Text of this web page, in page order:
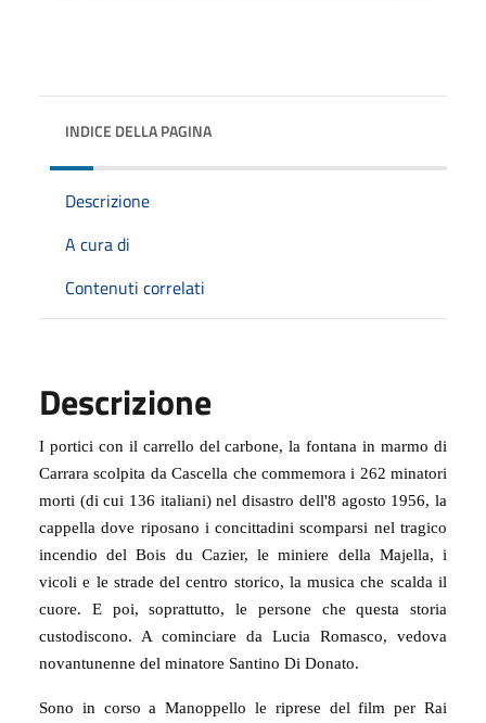
INDICE DELLA PAGINA
Descrizione
A cura di
Contenuti correlati
Descrizione
I portici con il carrello del carbone, la fontana in marmo di
Carrara scolpita da Cascella che commemora i 262 minatori
morti (di cui 136 italiani) nel disastro dell'8 agosto 1956, la
cappella dove riposano i concittadini scomparsi nel tragico
incendio del Bois du Cazier, le miniere della Majella, i
vicoli e le strade del centro storico, la musica che scalda il
cuore. E poi, soprattutto, le persone che questa storia
custodiscono. A cominciare da Lucia Romasco, vedova
novantunenne del minatore Santino Di Donato.
Sono in corso a Manoppello le riprese del film per Rai